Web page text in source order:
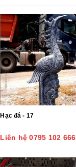
Hạc đá - 17
Liên hệ 0795 102 666